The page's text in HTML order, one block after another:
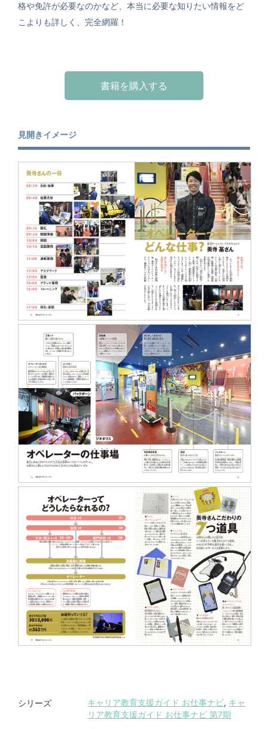
格や免許が必要なのかなど、本当に必要な知りたい情報をど
こよりも詳しく、完全網羅！
書籍を購入する
見開きイメージ
シリーズ キャリア教育支援ガイド お仕事ナビ, キャ
リア教育支援ガイド お仕事ナビ 第7期